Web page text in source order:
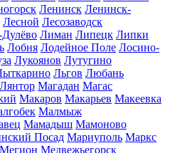
Ленинск Ленинск-
Лесной Лесозаводск
Лиман Липецк Липки
Лобня Лодейное Поле Лосино-
Лукоянов Лутугино
Льгов Любань
Лянтор Магадан Магас
Макаров Макарьев Макеевка
Малмыж
Мамадыш Мамоново
Посад Мариуполь Маркс
Мегион Медвежьегорск